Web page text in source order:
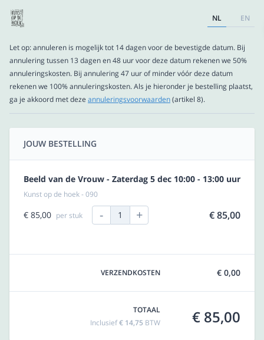
NL EN
Let op: annuleren is mogelijk tot 14 dagen voor de bevestigde datum. Bij
annulering tussen 13 dagen en 48 uur voor deze datum rekenen we 50%
annuleringskosten. Bij annulering 47 uur of minder vóór deze datum
rekenen we 100% annuleringskosten. Als je hieronder je bestelling plaatst,
ga je akkoord met deze annuleringsvoorwaarden(artikel 8).
JOUW BESTELLING
Beeld van de Vrouw - Zaterdag 5 dec 10:00 - 13:00 uur
Kunst op de hoek - 090
€ 85,00 per stuk - 1 + € 85,00
VERZENDKOSTEN € 0,00
TOTAAL
Inclusief€ 14,75 BTW € 85,00